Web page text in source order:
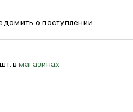
о поступлении
шт. в магазинах